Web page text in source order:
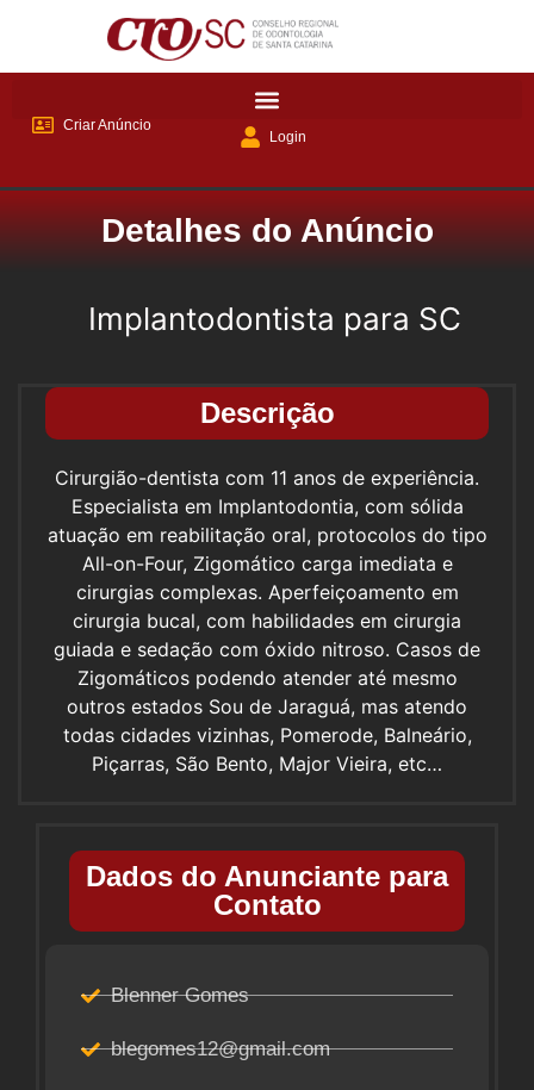
Criar Anúncio
Login
Detalhes do Anúncio
Implantodontista para SC
Descrição
Cirurgião-dentista com 11 anos de experiência.
Especialista em Implantodontia, com sólida
atuação em reabilitação oral, protocolos do tipo
All-on-Four, Zigomático carga imediata e
cirurgias complexas. Aperfeiçoamento em
cirurgia bucal, com habilidades em cirurgia
guiada e sedação com óxido nitroso. Casos de
Zigomáticos podendo atender até mesmo
outros estados Sou de Jaraguá, mas atendo
todas cidades vizinhas, Pomerode, Balneário,
Piçarras, São Bento, Major Vieira, etc…
Dados do Anunciante para
Contato
Blenner Gomes
blegomes12@gmail.com